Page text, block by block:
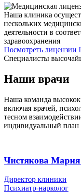
Наша клиника
нескольких
деятельности в
здравоохранения
Посмотреть лицензии
Специалисты
Наши врачи
Наша команда
включая врачей,
тесном
индивидуальный план
Чистякова Мария
Директор клиники
Психиатр-нарколог